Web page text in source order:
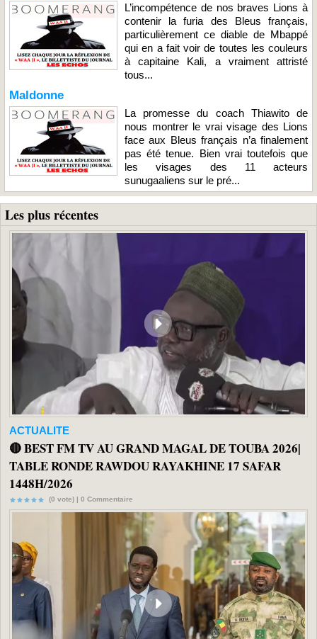
L’incompétence de nos braves Lions à
contenir la furia des Bleus français,
particulièrement ce diable de Mbappé
qui en a fait voir de toutes les couleurs
à capitaine Kali, a vraiment attristé
tous...
Maldonne
La promesse du coach Thiawito de
nous montrer le vrai visage des Lions
face aux Bleus français n’a finalement
pas été tenue. Bien vrai toutefois que
les visages des 11 acteurs
sunugaaliens sur le pré...
Les plus récentes
ACTUALITE
🔴 BEST FM TV AU GRAND MAGAL DE TOUBA 2026|
TABLE RONDE RAWDOU RAYAKHINE 17 SAFAR
1448H/2026
(0 vote) | 0 Commentaire